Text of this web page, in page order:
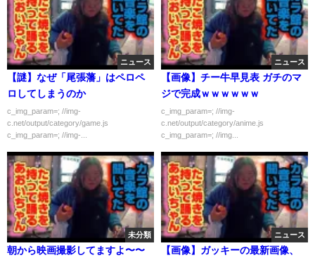
ニュース
【謎】なぜ「尾張藩」はペロペ
ロしてしまうのか
c_img_param=; //img-
c.net/output/category/game.js
c_img_param=; //img-...
ニュース
【画像】チー牛早見表 ガチのマ
ジで完成ｗｗｗｗｗｗ
c_img_param=; //img-
c.net/output/category/anime.js
c_img_param=; //img...
未分類
朝から映画撮影してますよ〜〜
ニュース
【画像】ガッキーの最新画像、